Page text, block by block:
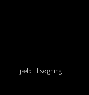
Hjælp til søgning